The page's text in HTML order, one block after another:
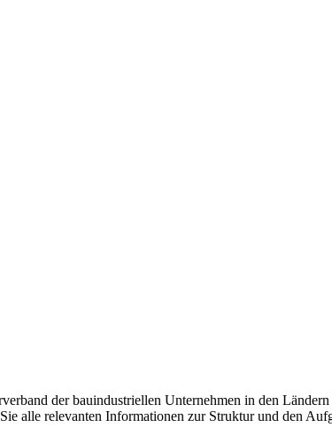
der bauindustriellen Unternehmen in den
alle relevanten Informationen zur Struktur und den